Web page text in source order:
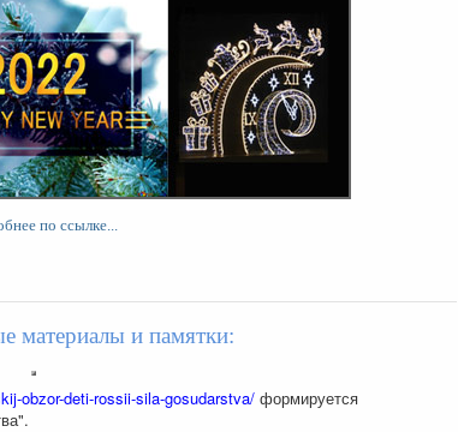
по ссылке...
материалы и памятки:
obzor-deti-rossii-sila-gosudarstva/ формируется